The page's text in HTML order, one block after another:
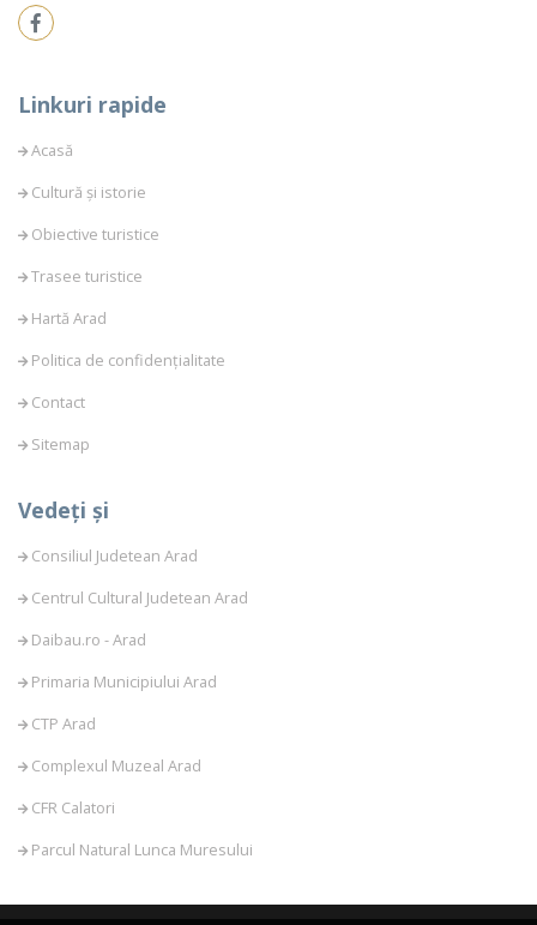
Linkuri rapide
Acasă
Cultură și istorie
Obiective turistice
Trasee turistice
Hartă Arad
Politica de confidențialitate
Contact
Sitemap
Vedeți și
Consiliul Judetean Arad
Centrul Cultural Judetean Arad
Daibau.ro - Arad
Primaria Municipiului Arad
CTP Arad
Complexul Muzeal Arad
CFR Calatori
Parcul Natural Lunca Muresului